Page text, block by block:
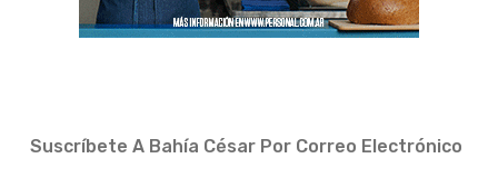
Suscríbete A Bahía César Por Correo Electrónico